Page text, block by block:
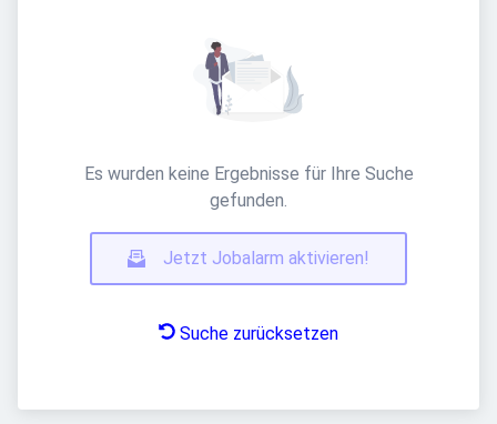
Es wurden keine Ergebnisse für Ihre Suche
gefunden.
Jetzt Jobalarm aktivieren!
Suche zurücksetzen